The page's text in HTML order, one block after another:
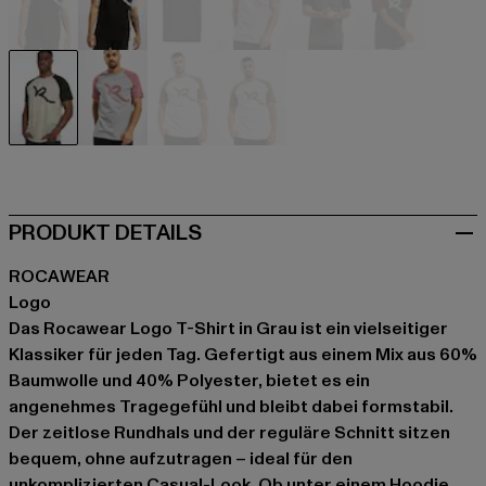
schwarzschwarz
PRODUKT DETAILS
ROCAWEAR
Logo
Das Rocawear Logo T-Shirt in Grau ist ein vielseitiger
Klassiker für jeden Tag. Gefertigt aus einem Mix aus 60%
Baumwolle und 40% Polyester, bietet es ein
angenehmes Tragegefühl und bleibt dabei formstabil.
Der zeitlose Rundhals und der reguläre Schnitt sitzen
bequem, ohne aufzutragen – ideal für den